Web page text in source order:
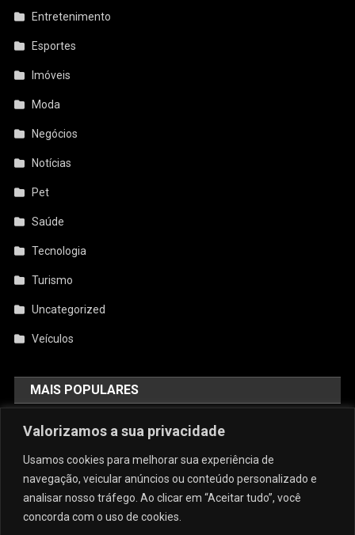
Valorizamos a sua privacidade
Usamos cookies para melhorar sua experiência de
navegação, veicular anúncios ou conteúdo personalizado e
analisar nosso tráfego. Ao clicar em “Aceitar tudo”, você
concorda com o uso de cookies.
Entretenimento
Esportes
Imóveis
Moda
Negócios
Notícias
Pet
Saúde
Tecnologia
Turismo
Uncategorized
Veículos
MAIS POPULARES
AquiCupom: O Melhor Site De
Conforto E Sofisticação: O Charme